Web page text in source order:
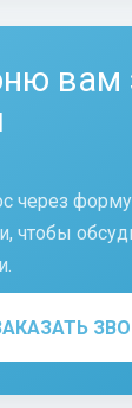
вам
через
чтобы